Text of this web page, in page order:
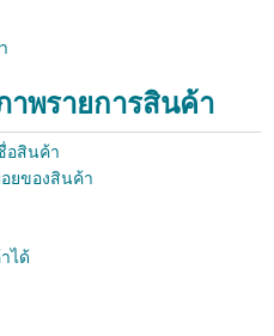
พรายการสินค้า
อสินค้า
ยของสินค้า
ได้